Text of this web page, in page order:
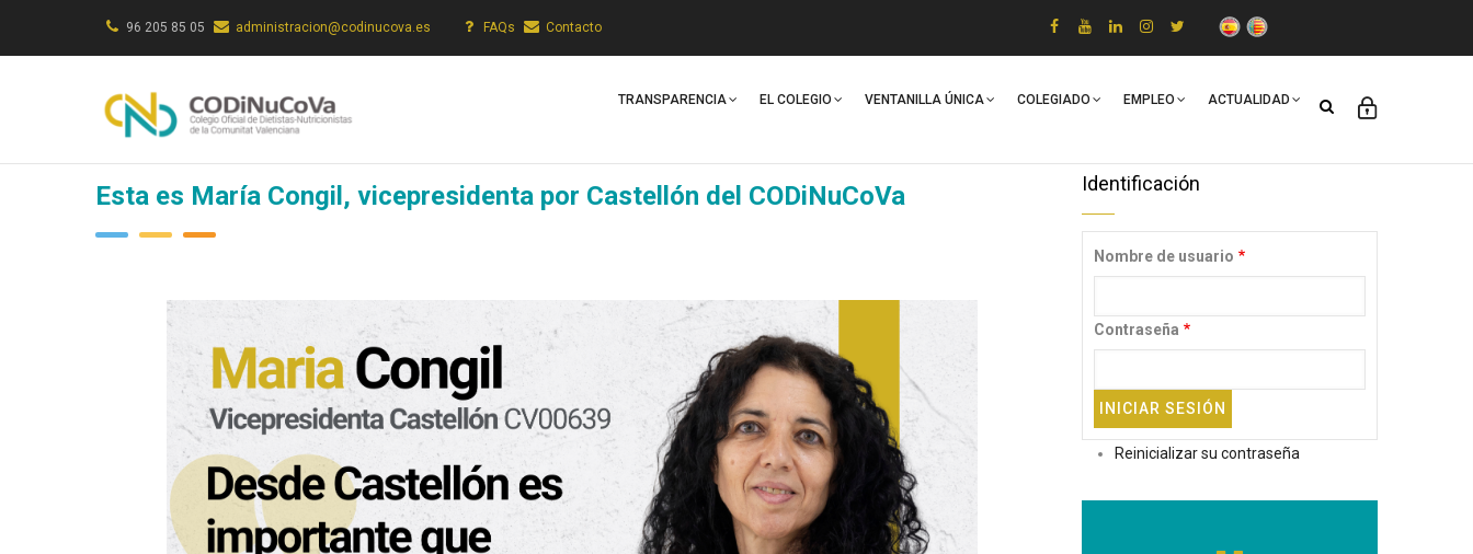
96 205 85 05 administracion@codinucova.es FAQs Contacto
Navigation
TRANSPARENCIA EL COLEGIO VENTANILLA ÚNICA COLEGIADO EMPLEO ACTUALIDAD
Esta es María Congil, vicepresidenta por Castellón del CODiNuCoVa Identificación
Nombre de usuario
Contraseña
Reinicializar su contraseña